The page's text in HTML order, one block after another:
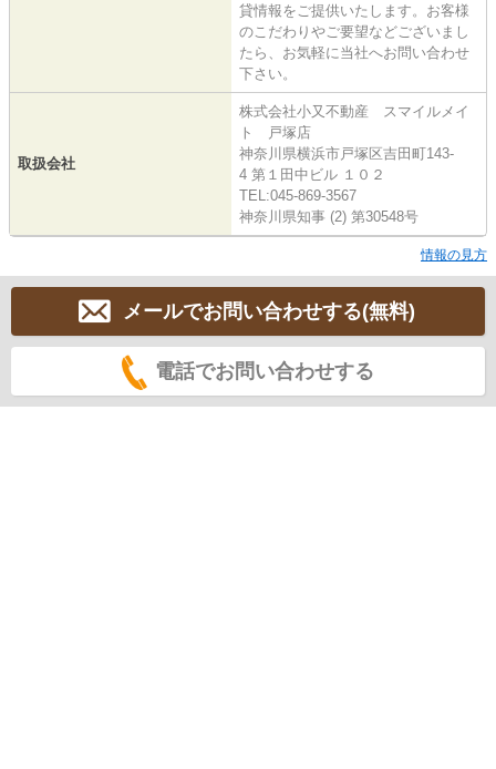
貸情報をご提供いたします。お客様
のこだわりやご要望などございまし
たら、お気軽に当社へお問い合わせ
下さい。
取扱会社
株式会社小又不動産 スマイルメイ
ト 戸塚店
神奈川県横浜市戸塚区吉田町143-
4 第１田中ビル １０２
TEL:045-869-3567
神奈川県知事 (2) 第30548号
情報の見方
メールでお問い合わせする(無料)
電話でお問い合わせする